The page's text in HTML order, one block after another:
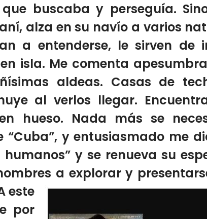
buscaba y perseguía.
alza en su navío a varios
a entenderse, le sirven de
isla. Me comenta
aldeas. Casas de
al verlos llegar.
hueso. Nada más se
“Cuba”, y entusiasmado me
y se renueva su
a explorar y
este
por